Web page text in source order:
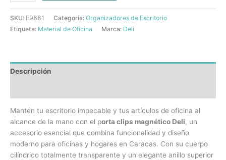
SKU: E9881 Categoría: Organizadores de Escritorio
Etiqueta: Material de Oficina Marca: Deli
Descripción
Mantén tu escritorio impecable y tus artículos de oficina al
alcance de la mano con el porta clips magnético Deli, un
accesorio esencial que combina funcionalidad y diseño
moderno para oficinas y hogares en Caracas. Con su cuerpo
cilíndrico totalmente transparente y un elegante anillo superior